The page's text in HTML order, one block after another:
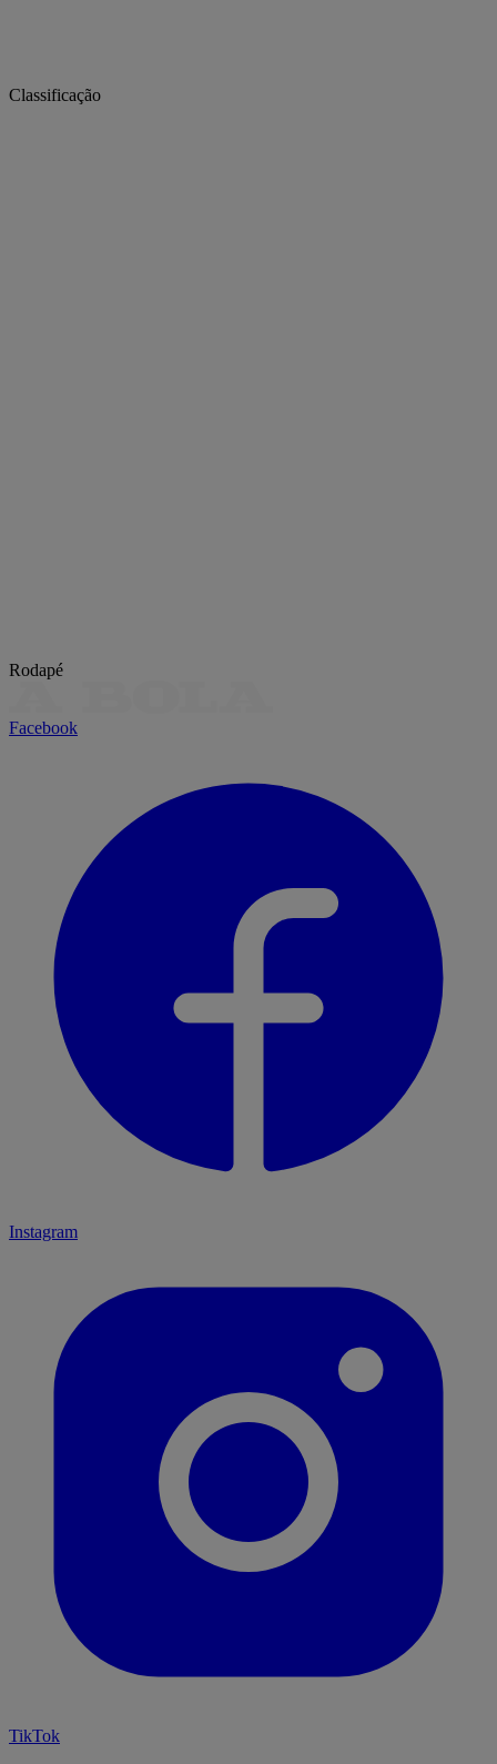
Classificação
Rodapé
Facebook
Instagram
TikTok